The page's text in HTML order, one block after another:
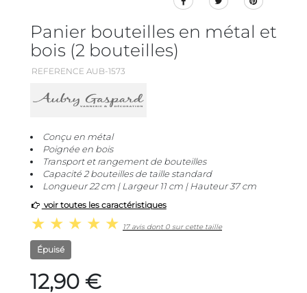
Panier bouteilles en métal et
bois (2 bouteilles)
REFERENCE AUB-1573
Conçu en métal
Poignée en bois
Transport et rangement de bouteilles
Capacité 2 bouteilles de taille standard
Longueur 22 cm | Largeur 11 cm | Hauteur 37 cm
voir toutes les caractéristiques
17 avis dont 0 sur cette taille
Épuisé
12,90 €